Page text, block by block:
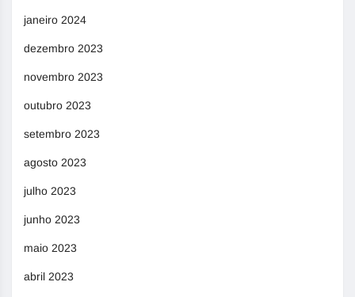
janeiro 2024
dezembro 2023
novembro 2023
outubro 2023
setembro 2023
agosto 2023
julho 2023
junho 2023
maio 2023
abril 2023